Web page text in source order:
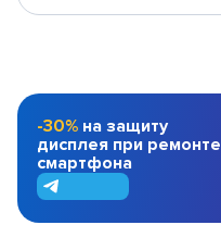
-30% на защиту
дисплея при ремонте
смартфона